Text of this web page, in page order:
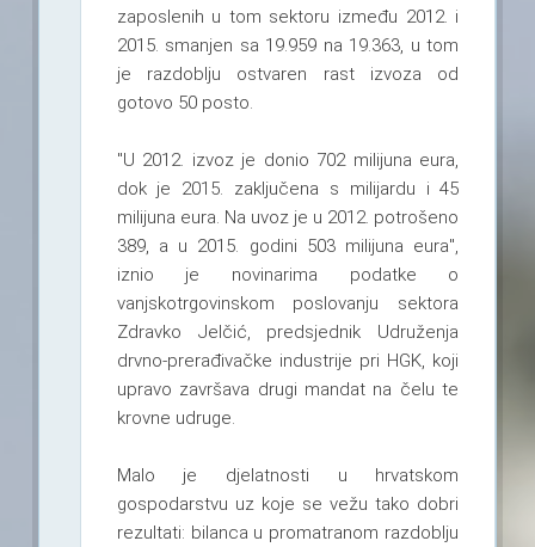
zaposlenih u tom sektoru između 2012. i
2015. smanjen sa 19.959 na 19.363, u tom
je razdoblju ostvaren rast izvoza od
gotovo 50 posto.
"U 2012. izvoz je donio 702 milijuna eura,
dok je 2015. zaključena s milijardu i 45
milijuna eura. Na uvoz je u 2012. potrošeno
389, a u 2015. godini 503 milijuna eura",
iznio je novinarima podatke o
vanjskotrgovinskom poslovanju sektora
Zdravko Jelčić, predsjednik Udruženja
drvno-prerađivačke industrije pri HGK, koji
upravo završava drugi mandat na čelu te
krovne udruge.
Malo je djelatnosti u hrvatskom
gospodarstvu uz koje se vežu tako dobri
rezultati: bilanca u promatranom razdoblju